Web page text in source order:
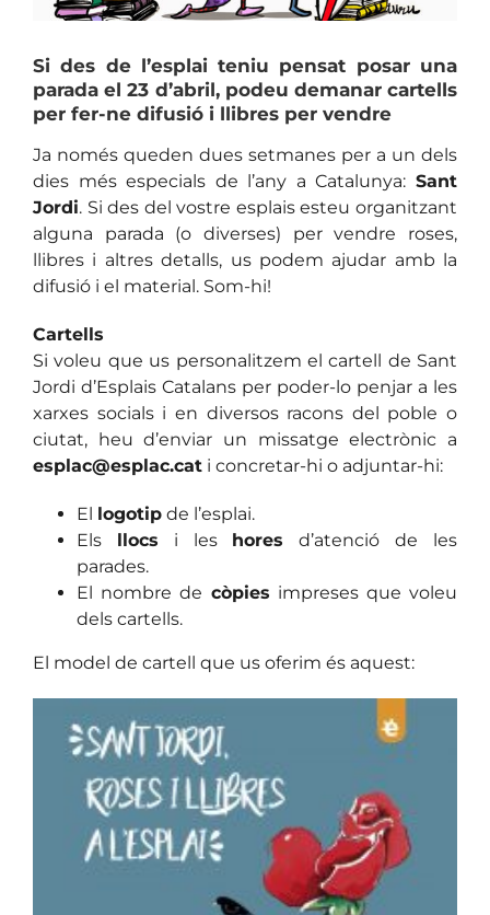
Si des de l’esplai teniu pensat posar una
parada el 23 d’abril, podeu demanar cartells
per fer-ne difusió i llibres per vendre
Ja només queden dues setmanes per a un dels
dies més especials de l’any a Catalunya: Sant
Jordi. Si des del vostre esplais esteu organitzant
alguna parada (o diverses) per vendre roses,
llibres i altres detalls, us podem ajudar amb la
difusió i el material. Som-hi!
Cartells
Si voleu que us personalitzem el cartell de Sant
Jordi d’Esplais Catalans per poder-lo penjar a les
xarxes socials i en diversos racons del poble o
ciutat, heu d’enviar un missatge electrònic a
esplac@esplac.cat i concretar-hi o adjuntar-hi:
El logotip de l’esplai.
Els llocs i les hores d’atenció de les
parades.
El nombre de còpies impreses que voleu
dels cartells.
El model de cartell que us oferim és aquest: